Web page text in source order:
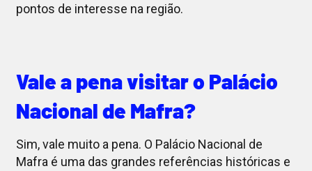
pontos de interesse na região.
Vale a pena visitar o Palácio
Nacional de Mafra?
Sim, vale muito a pena. O Palácio Nacional de
Mafra é uma das grandes referências históricas e